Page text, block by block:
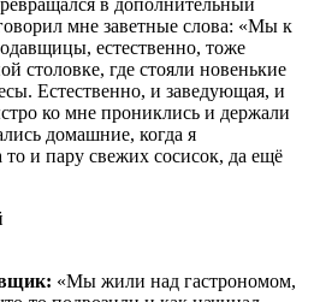
мне заветные слова: «Мы к
естественно, тоже
столовке, где стояли новенькие
Естественно, и заведующая, и
ко мне прониклись и держали
домашние, когда я
и пару свежих сосисок, да ещё
«Мы жили над гастрономом,